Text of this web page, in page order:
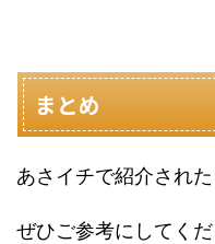
まとめ
あさイチで紹介され
ぜひご参考にしてくだ